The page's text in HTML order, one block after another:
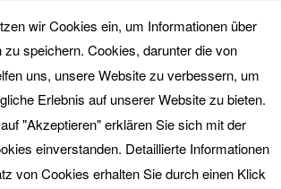
0 Comment
PREVIOUS NEXT
wir Cookies ein, um Informationen über
zu speichern. Cookies, darunter die von
uns, unsere Website zu verbessern, um
Erlebnis auf unserer Website zu bieten.
"Akzeptieren" erklären Sie sich mit der
einverstanden. Detaillierte Informationen
von Cookies erhalten Sie durch einen Klick